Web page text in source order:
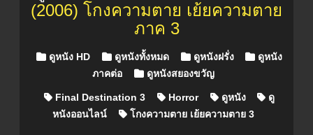
(2006) โกงความตาย เย้ยความตาย
ภาค 3
Posted in
ดูหนัง HD ดูหนังทั้งหมด ดูหนังฝรั่ง
ดูหนัง
ภาคต่อ
ดูหนังสยองขวัญ
Final Destination 3 Horror ดูหนัง
ดู
หนังออนไลน์
โกงความตาย เย้ยความตาย 3